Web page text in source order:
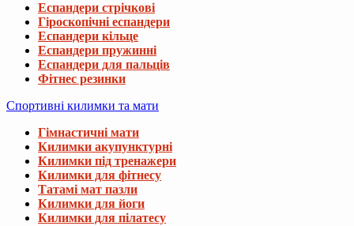
Еспандери стрічкові
Гіроскопічні еспандери
Еспандери кільце
Еспандери пружинні
Еспандери для пальців
Фітнес резинки
Спортивні килимки та мати
Гімнастичні мати
Килимки акупунктурні
Килимки під тренажери
Килимки для фітнесу
Татамі мат пазли
Килимки для йоги
Килимки для пілатесу